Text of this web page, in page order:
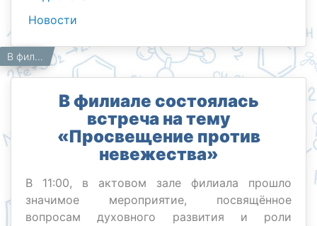
Новости
Главная
Работникам
Новости В филиале состоялась встреча на тему «Просвещение против невежества»
В филиале состоялась
встреча на тему
«Просвещение против
невежества»
В 11:00, в актовом зале филиала прошло
значимое мероприятие, посвящённое
вопросам духовного развития и роли